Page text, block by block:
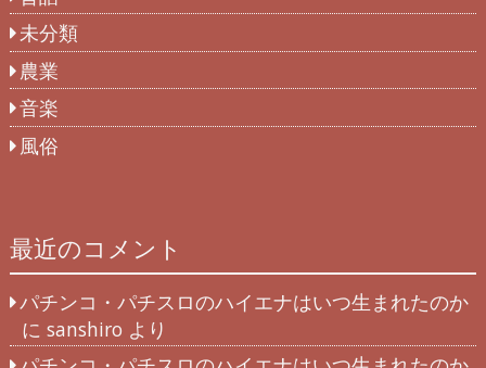
未分類
農業
音楽
風俗
最近のコメント
パチンコ・パチスロのハイエナはいつ生まれたのか
に sanshiro より